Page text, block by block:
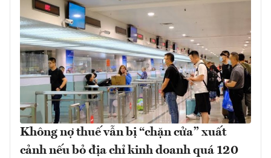
Không nợ thuế vẫn bị “chặn cửa” xuất
cảnh nếu bỏ địa chỉ kinh doanh quá 120